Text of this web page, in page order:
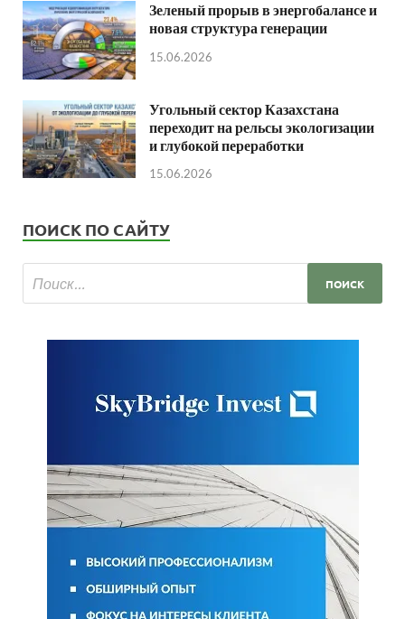
Зеленый прорыв в энергобалансе и
новая структура генерации
15.06.2026
Угольный сектор Казахстана
переходит на рельсы экологизации
и глубокой переработки
15.06.2026
ПОИСК ПО САЙТУ